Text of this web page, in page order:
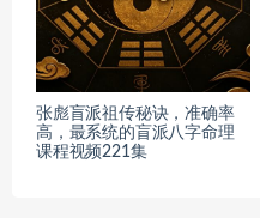
张彪盲派祖传秘诀，准确率
高，最系统的盲派八字命理
课程视频221集